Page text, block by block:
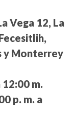
Vega 12, La
y Monterrey
12:00 m.
p. m. a